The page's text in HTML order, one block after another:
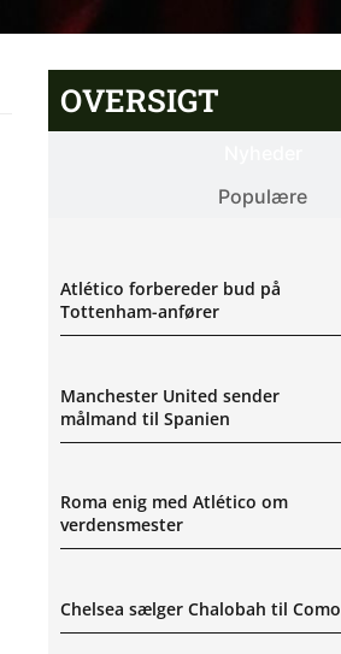
OVERSIGT
Populære
Atlético forbereder bud på
Tottenham-anfører
Manchester United sender
målmand til Spanien
Roma enig med Atlético om
verdensmester
Chelsea sælger Chalobah til Como